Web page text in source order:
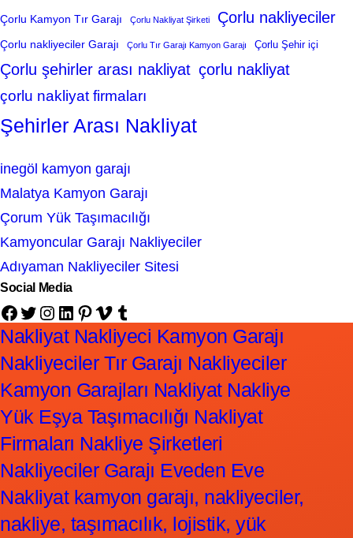
Çorlu Kamyon Tır Garajı Çorlu Nakliyat Şirketi Çorlu nakliyeciler
Çorlu nakliyeciler Garajı Çorlu Tır Garajı Kamyon Garajı Çorlu Şehir içi
Çorlu şehirler arası nakliyat çorlu nakliyat
çorlu nakliyat firmaları
Şehirler Arası Nakliyat
inegöl kamyon garajı
Malatya Kamyon Garajı
Çorum Yük Taşımacılığı
Kamyoncular Garajı Nakliyeciler
Adıyaman Nakliyeciler Sitesi
Social Media
Facebook Twitter Instagram LinkedIn Pinterest Vimeo Tumblr
Nakliyat Nakliyeci Kamyon Garajı
Nakliyeciler Tır Garajı Nakliyeciler
Kamyon Garajları Nakliyat Nakliye
Yük Eşya Taşımacılığı Nakliyat
Firmaları Nakliye Şirketleri
Nakliyeciler Garajı Eveden Eve
Nakliyat kamyon garajı, nakliyeciler,
nakliye, taşımacılık, lojistik, yük